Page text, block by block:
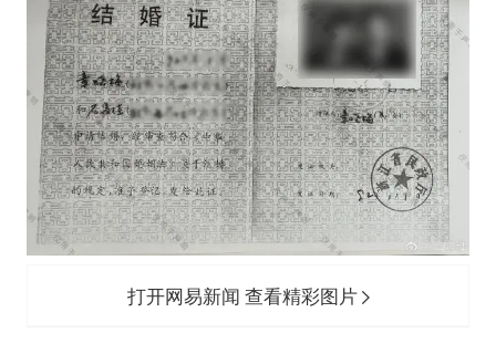
打开网易新闻 查看精彩图片